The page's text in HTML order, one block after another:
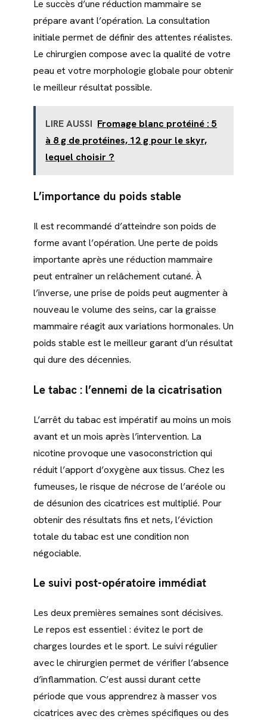
Le succès d’une réduction mammaire se
prépare avant l’opération. La consultation
initiale permet de définir des attentes réalistes.
Le chirurgien compose avec la qualité de votre
peau et votre morphologie globale pour obtenir
le meilleur résultat possible.
LIRE AUSSI Fromage blanc protéiné : 5
à 8 g de protéines, 12 g pour le skyr,
lequel choisir ?
L’importance du poids stable
Il est recommandé d’atteindre son poids de
forme avant l’opération. Une perte de poids
importante après une réduction mammaire
peut entraîner un relâchement cutané. À
l’inverse, une prise de poids peut augmenter à
nouveau le volume des seins, car la graisse
mammaire réagit aux variations hormonales. Un
poids stable est le meilleur garant d’un résultat
qui dure des décennies.
Le tabac : l’ennemi de la cicatrisation
L’arrêt du tabac est impératif au moins un mois
avant et un mois après l’intervention. La
nicotine provoque une vasoconstriction qui
réduit l’apport d’oxygène aux tissus. Chez les
fumeuses, le risque de nécrose de l’aréole ou
de désunion des cicatrices est multiplié. Pour
obtenir des résultats fins et nets, l’éviction
totale du tabac est une condition non
négociable.
Le suivi post-opératoire immédiat
Les deux premières semaines sont décisives.
Le repos est essentiel : évitez le port de
charges lourdes et le sport. Le suivi régulier
avec le chirurgien permet de vérifier l’absence
d’inflammation. C’est aussi durant cette
période que vous apprendrez à masser vos
cicatrices avec des crèmes spécifiques ou des